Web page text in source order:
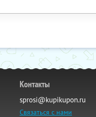
Контакты
sprosi@kupikupon.ru
Связаться с нами